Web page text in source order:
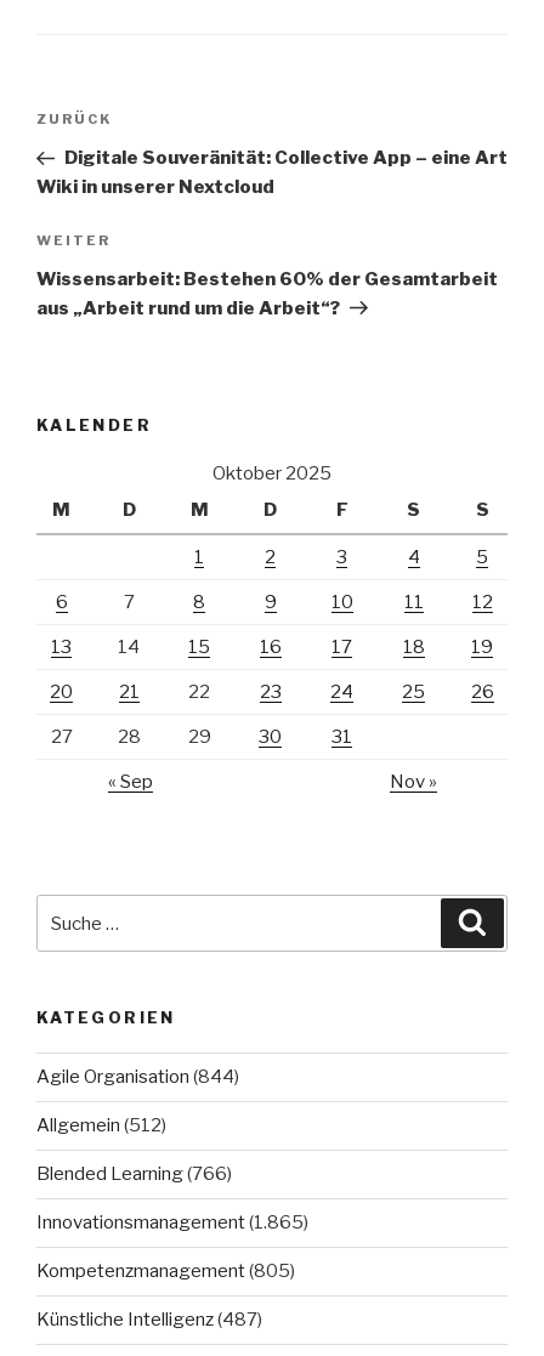
Beitrags-
Vorheriger
Beitrag
ZURÜCK
Digitale Souveränität: Collective App – eine Art
Wiki in unserer Nextcloud
Nächster
Beitrag
WEITER
Wissensarbeit: Bestehen 60% der Gesamtarbeit
aus „Arbeit rund um die Arbeit“?
KALENDER
Oktober 2025
M
D M D F S S
1 2 3 4 5
6 7 8 9 10 11 12
13 14 15 16 17 18 19
20 21 22 23 24 25 26
27 28 29 30 31
« Sep Nov »
nach:
KATEGORIEN
Agile Organisation (844)
Allgemein (512)
Blended Learning(766)
Innovationsmanagement(1.865)
Kompetenzmanagement(805)
Künstliche Intelligenz(487)